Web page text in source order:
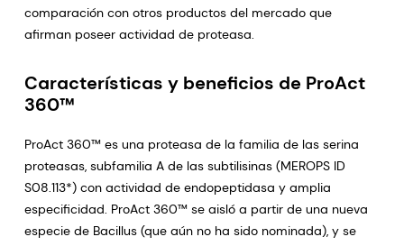
comparación con otros productos del mercado que
afirman poseer actividad de proteasa.
Características y beneficios de ProAct
360™
ProAct 360™ es una proteasa de la familia de las serina
proteasas, subfamilia A de las subtilisinas (MEROPS ID
S08.113*) con actividad de endopeptidasa y amplia
especificidad. ProAct 360™ se aisló a partir de una nueva
especie de Bacillus (que aún no ha sido nominada), y se